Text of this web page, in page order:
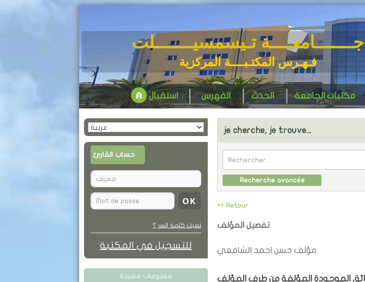
جـــــــامعــــة تـيسمسيـــــــلت
فـهـرس المكتـبــــة المركزية
الفهرس الحدث مكتبات الجامعة استقبال
je cherche, je trouve...
Recherche avancée
>> Retour
تفصيل المؤلف
مؤلف حسن احمد الشافعي
حساب القارئ
نسيت كلمة السر ؟
للتسجيل في المكتبة
معلومات مفيدة